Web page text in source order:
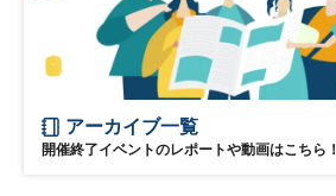
アーカイブ一覧
開催終了イベントのレポートや動画はこちら！